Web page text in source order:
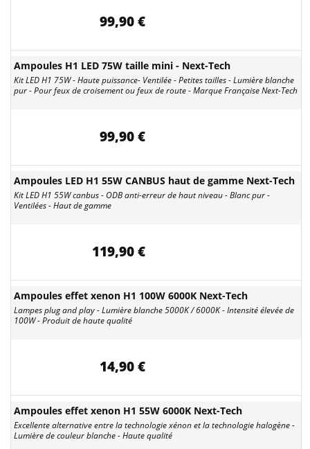
99,90 €
Ampoules H1 LED 75W taille mini - Next-Tech
Kit LED H1 75W - Haute puissance- Ventilée - Petites tailles - Lumière blanche
pur - Pour feux de croisement ou feux de route - Marque Française Next-Tech
99,90 €
Ampoules LED H1 55W CANBUS haut de gamme Next-Tech
Kit LED H1 55W canbus - ODB anti-erreur de haut niveau - Blanc pur -
Ventilées - Haut de gamme
119,90 €
Ampoules effet xenon H1 100W 6000K Next-Tech
Lampes plug and play - Lumière blanche 5000K / 6000K - Intensité élevée de
100W - Produit de haute qualité
14,90 €
Ampoules effet xenon H1 55W 6000K Next-Tech
Excellente alternative entre la technologie xénon et la technologie halogène -
Lumière de couleur blanche - Haute qualité